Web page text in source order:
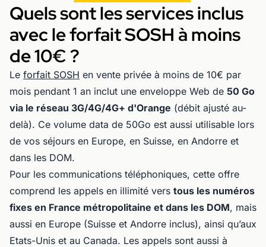
Quels sont les services inclus
avec le forfait SOSH à moins
de 10€ ?
Le forfait SOSH en vente privée à moins de 10€ par
mois pendant 1 an inclut une enveloppe Web de 50 Go
via le réseau 3G/4G/4G+ d'Orange (débit ajusté au-
delà). Ce volume data de 50Go est aussi utilisable lors
de vos séjours en Europe, en Suisse, en Andorre et
dans les DOM.
Pour les communications téléphoniques, cette offre
comprend les appels en illimité vers tous les numéros
fixes en France métropolitaine et dans les DOM, mais
aussi en Europe (Suisse et Andorre inclus), ainsi qu’aux
Etats-Unis et au Canada. Les appels sont aussi à